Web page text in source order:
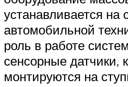
устанавливается на
автомобильной
роль в работе
сенсорные датчики,
монтируются на